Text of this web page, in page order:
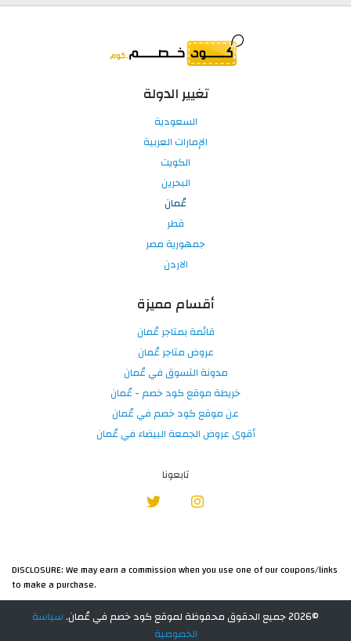
تغيير الدولة
السعودية
الإمارات العربية
الكويت
البحرين
عُمان
قطر
جمهورية مصر
الاردن
أقسام مميزة
قائمة بمتاجر عُمان
عروض متاجر عُمان
مدونة التسوق في عُمان
خريطة موقع كود خصم - عُمان
عن موقع كود خصم في عُمان
أقوى عروض الجمعة البيضاء في عُمان
تابعونا
DISCLOSURE: We may earn a commission when you use one of our coupons/links
to make a purchase.
©2026 جميع الحقوق محفوظة لموقع كود خصم في عُمان.
سياسة
الخصوصية